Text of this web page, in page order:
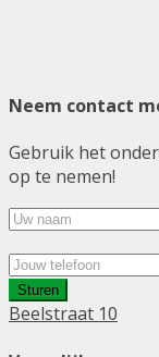
Neem contact
Gebruik het
op te nemen!
Sturen
Beelstraat 10